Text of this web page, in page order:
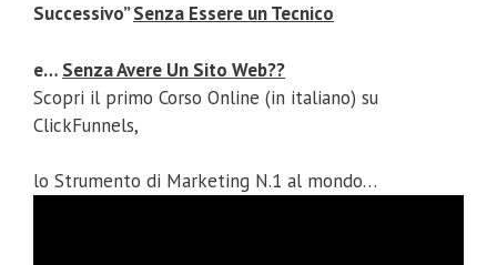
Successivo”Senza Essere un Tecnico
e… Senza Avere Un Sito Web??
Scopri il primo Corso Online (in italiano) su
ClickFunnels,
lo Strumento di Marketing N.1 al mondo…